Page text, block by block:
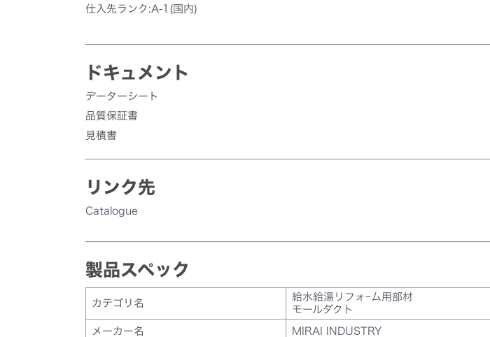
仕入先ランク:A-1(国内)
ドキュメント
データーシート
品質保証書
見積書
リンク先
Catalogue
製品スペック
カテゴリ名
給水給湯リフォｰム用部材
モールダクト
メーカー名 MIRAI INDUSTRY